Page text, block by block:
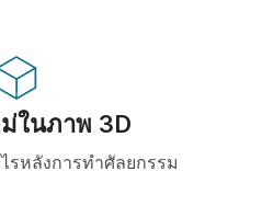
ในภาพ 3D
รหลังการทำศัลยกรรม